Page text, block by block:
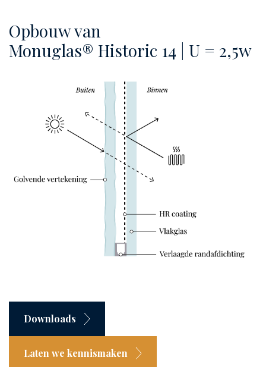
Opbouw van
Monuglas® Historic 14 | U = 2,5w
Downloads
Laten we kennismaken